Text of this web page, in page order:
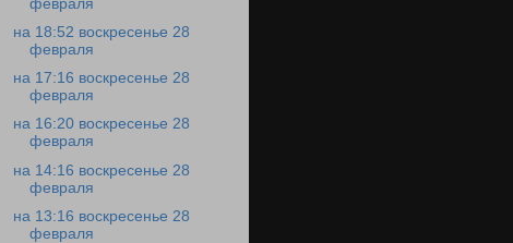
февраля
на 18:52 воскресенье 28
февраля
на 17:16 воскресенье 28
февраля
на 16:20 воскресенье 28
февраля
на 14:16 воскресенье 28
февраля
на 13:16 воскресенье 28
февраля